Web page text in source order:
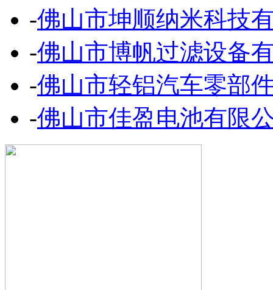
-佛山市坤顺纳米科技
-佛山市博帆过滤设备
-佛山市轻铝汽车零部
-佛山市佳盈电池有限